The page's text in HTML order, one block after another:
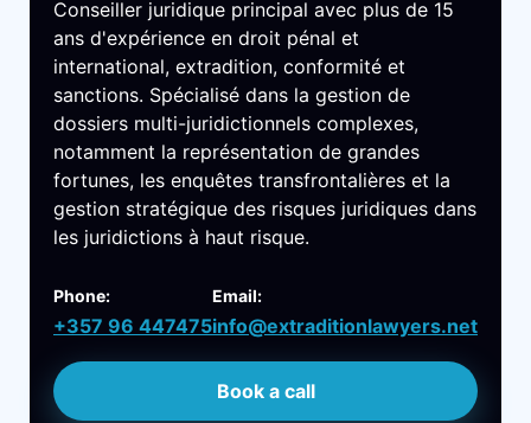
Conseiller juridique principal avec plus de 15
ans d'expérience en droit pénal et
international, extradition, conformité et
sanctions. Spécialisé dans la gestion de
dossiers multi-juridictionnels complexes,
notamment la représentation de grandes
fortunes, les enquêtes transfrontalières et la
gestion stratégique des risques juridiques dans
les juridictions à haut risque.
Phone:
+357 96 447475
Email:
info@extraditionlawyers.net
Book a call